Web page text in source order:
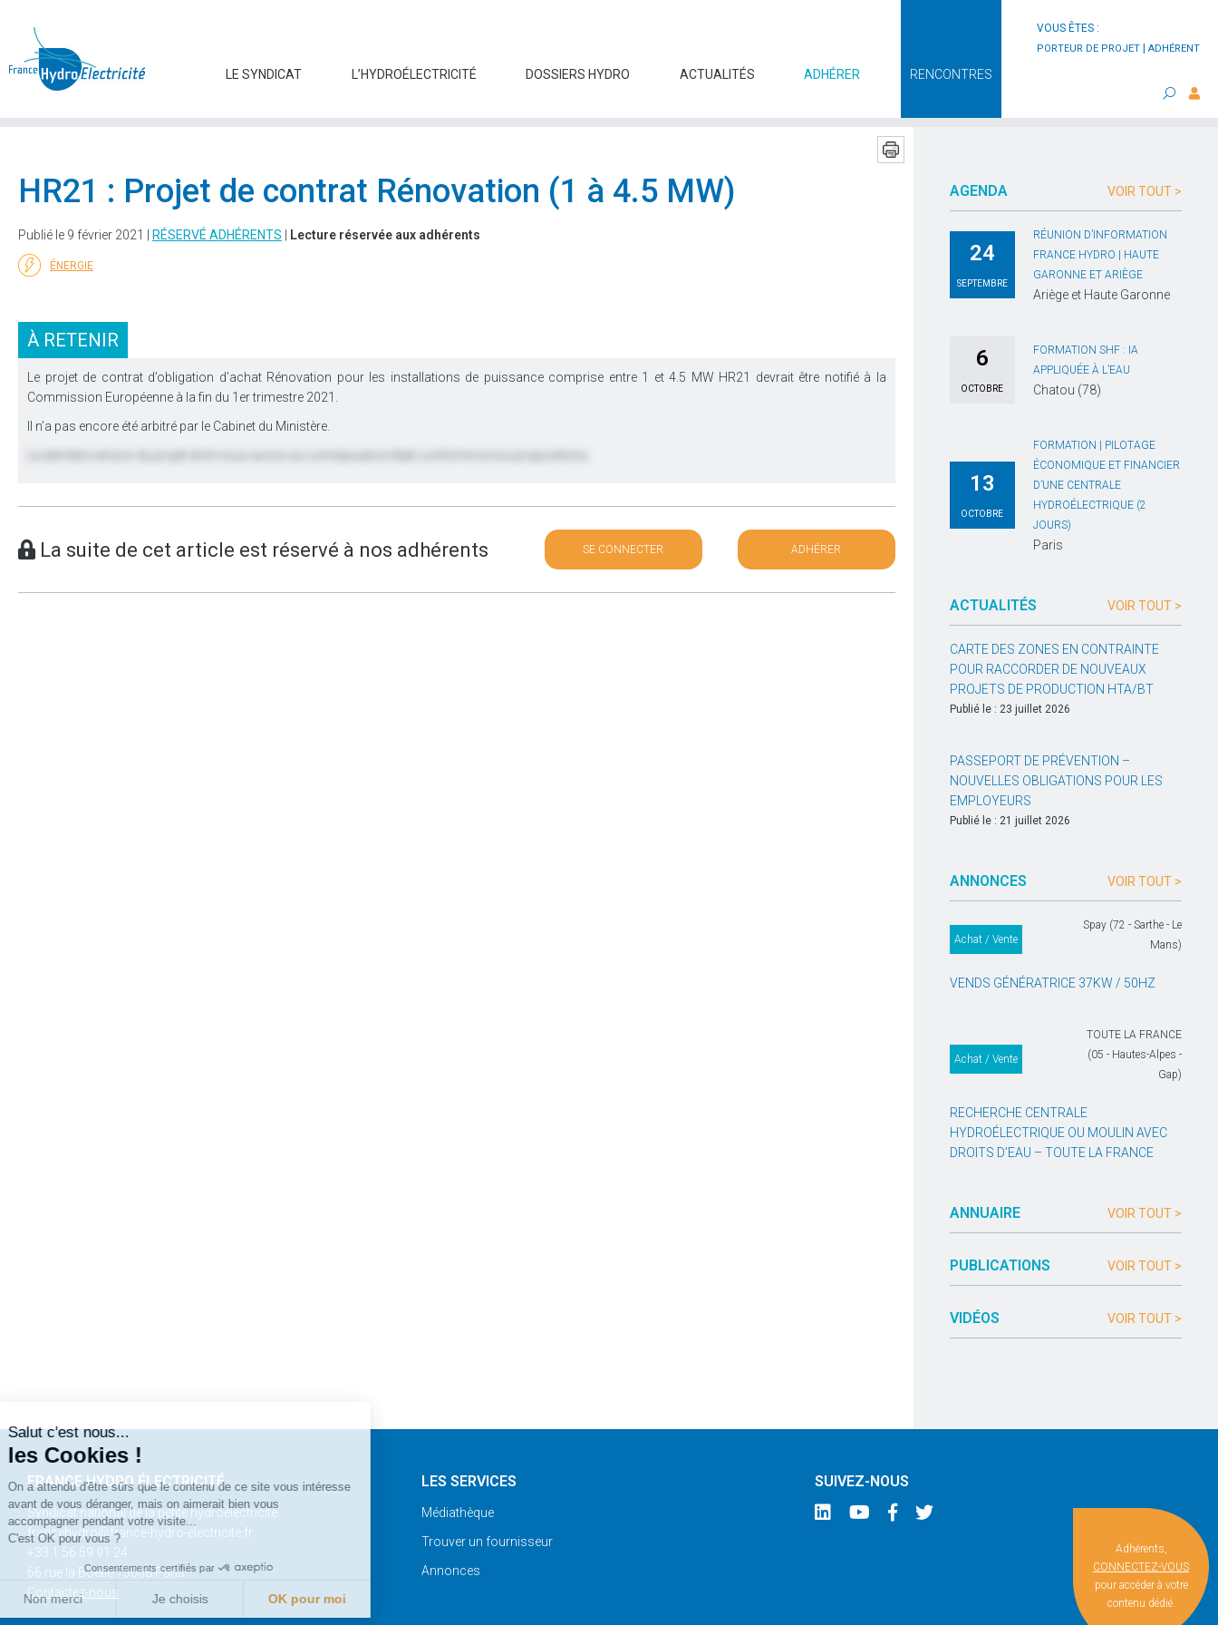
VOUS ÊTES :
PORTEUR DE PROJET ADHÉRENT
LE SYNDICAT L’HYDROÉLECTRICITÉ DOSSIERS HYDRO ACTUALITÉS ADHÉRER RENCONTRES
HR21 : Projet de contrat Rénovation (1 à 4.5 MW)
Publié le 9 février 2021 | RÉSERVÉ ADHÉRENTS Lecture réservée aux adhérents
ÉNERGIE
À RETENIR
Le projet de contrat d’obligation d’achat Rénovation pour les installations de puissance comprise entre 1 et 4.5 MW HR21 devrait être notifié à la
Commission Européenne à la fin du 1er trimestre 2021.
Il n’a pas encore été arbitré par le Cabinet du Ministère.
La suite de cet article est réservé à nos adhérents SE CONNECTER ADHÉRER
AGENDA VOIR TOUT >
24
SEPTEMBRE
RÉUNION D’INFORMATION
FRANCE HYDRO | HAUTE
GARONNE ET ARIÈGE
Ariège et Haute Garonne
6
OCTOBRE
FORMATION SHF : IA
APPLIQUÉE À L’EAU
Chatou (78)
13
OCTOBRE
FORMATION | PILOTAGE
ÉCONOMIQUE ET FINANCIER
D’UNE CENTRALE
HYDROÉLECTRIQUE (2
JOURS)
Paris
ACTUALITÉS VOIR TOUT >
CARTE DES ZONES EN CONTRAINTE
POUR RACCORDER DE NOUVEAUX
PROJETS DE PRODUCTION HTA/BT
Publié le : 23 juillet 2026
PASSEPORT DE PRÉVENTION –
NOUVELLES OBLIGATIONS POUR LES
EMPLOYEURS
Publié le : 21 juillet 2026
ANNONCES VOIR TOUT >
Achat / Vente
Spay (72 - Sarthe - Le
Mans)
VENDS GÉNÉRATRICE 37KW / 50HZ
Achat / Vente
TOUTE LA FRANCE
(05 - Hautes-Alpes -
Gap)
RECHERCHE CENTRALE
HYDROÉLECTRIQUE OU MOULIN AVEC
DROITS D’EAU – TOUTE LA FRANCE
ANNUAIRE VOIR TOUT >
PUBLICATIONS VOIR TOUT >
VIDÉOS VOIR TOUT >
FRANCE HYDRO ÉLECTRICITÉ
Syndicat national de la petite hydroélectricité
francehydro@france-hydro-electricite.fr
+33 1 56 59 91 24
66 rue la Boétie 75008 Paris
Contactez-nous
LES SERVICES
Médiathèque
Trouver un fournisseur
Annonces
SUIVEZ-NOUS
Adhérents,
CONNECTEZ-VOUS
pour accéder à votre
contenu dédié.
Salut c'est nous...
les Cookies !
On a attendu d'être sûrs que le contenu de ce site vous intéresse
avant de vous déranger, mais on aimerait bien vous
accompagner pendant votre visite...
C'est OK pour vous ?
Consentements certifiés par
Non merci Je choisis OK pour moi